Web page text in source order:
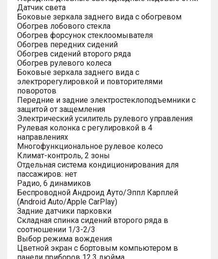
Датчик света
Боковые зеркала заднего вида с обогревом
Обогрев лобового стекла
Обогрев форсунок стеклоомывателя
Обогрев передних сидений
Обогрев сидений второго ряда
Обогрев рулевого колеса
Боковые зеркала заднего вида с
электрорегулировкой и повторителями
поворотов
Передние и задние электростеклоподъемники с
защитой от защемления
Электрический усилитель рулевого управления
Рулевая колонка с регулировкой в 4
направлениях
Многофункциональное рулевое колесо
Климат-контроль, 2 зоны
Отдельная система кондиционирования для
пассажиров: нет
Радио, 6 динамиков
Беспроводной Андроид Ауто/Эппл Карплей
(Android Auto/Apple CarPlay)
Задние датчики парковки
Складная спинка сидений второго ряда в
соотношении 1/3-2/3
Выбор режима вождения
Цветной экран с бортовым компьютером в
панели приборов 12.3 дюйма